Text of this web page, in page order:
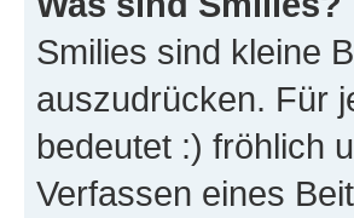
Smilies sind kleine
auszudrücken. Für
bedeutet :) fröhlich
Verfassen eines